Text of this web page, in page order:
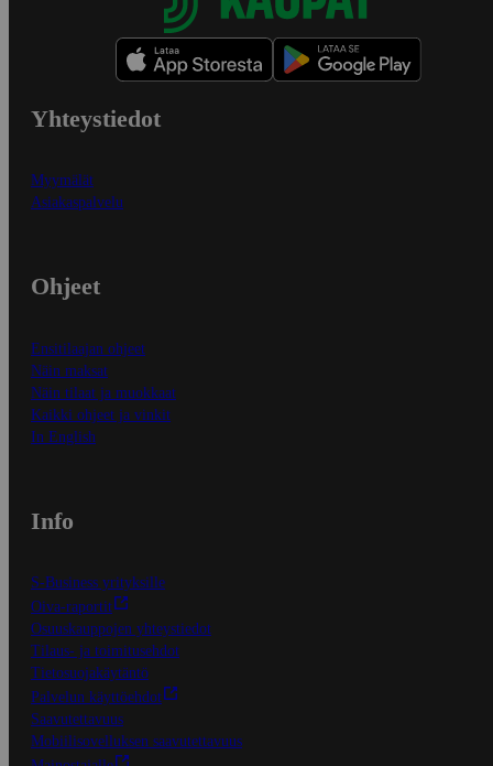
Yhteystiedot
Myymälät
Asiakaspalvelu
Ohjeet
Ensitilaajan ohjeet
Näin maksat
Näin tilaat ja muokkaat
Kaikki ohjeet ja vinkit
In English
Info
S-Business yrityksille
Oiva-raportit
Osuuskauppojen yhteystiedot
Tilaus- ja toimitusehdot
Tietosuojakäytäntö
Palvelun käyttöehdot
Saavutettavuus
Mobiilisovelluksen saavutettavuus